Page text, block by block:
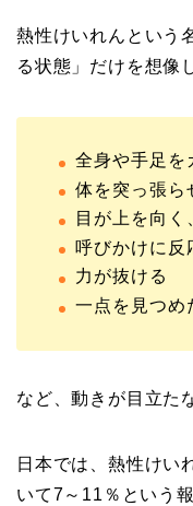
熱性けいれんという
る状態」だけを想像
全身や手足を
体を突っ張ら
目が上を向く
呼びかけに反
力が抜ける
一点を見つめ
など、動きが目立た
日本では、熱性けい
いて7～11％という